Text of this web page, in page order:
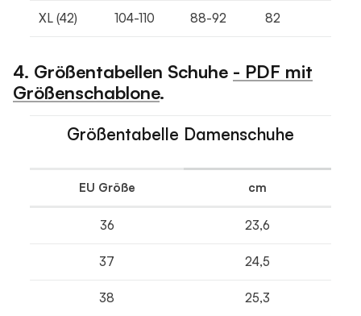
XL (42) 104-110 88-92 82
4. Größentabellen Schuhe - PDF mit
Größenschablone.
Größentabelle Damenschuhe
EU Größe cm
36 23,6
37 24,5
38 25,3